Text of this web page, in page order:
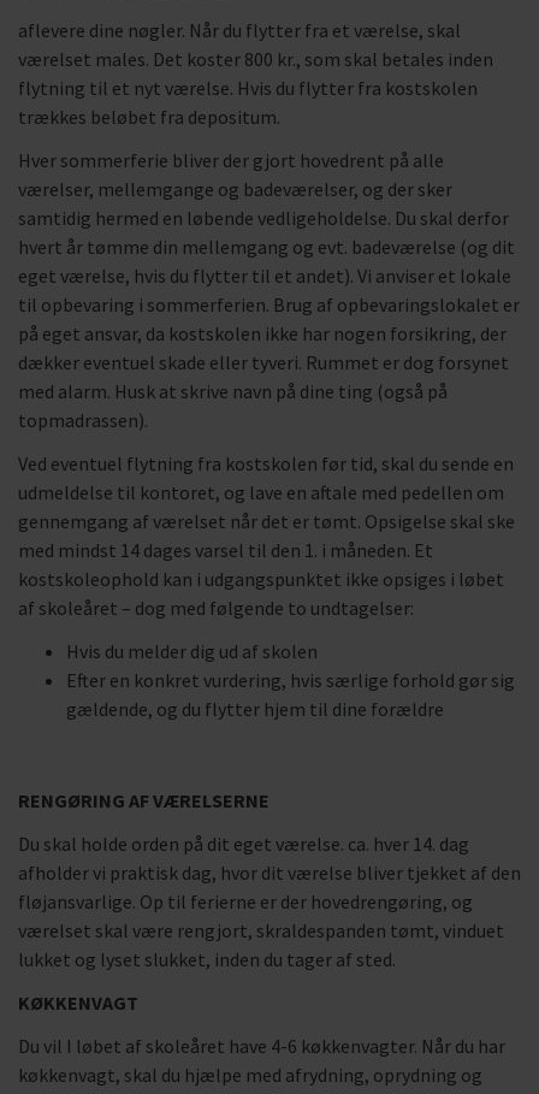
aflevere dine nøgler. Når du flytter fra et værelse, skal
værelset males. Det koster 800 kr., som skal betales inden
flytning til et nyt værelse. Hvis du flytter fra kostskolen
trækkes beløbet fra depositum.
Hver sommerferie bliver der gjort hovedrent på alle
værelser, mellemgange og badeværelser, og der sker
samtidig hermed en løbende vedligeholdelse. Du skal derfor
hvert år tømme din mellemgang og evt. badeværelse (og dit
eget værelse, hvis du flytter til et andet). Vi anviser et lokale
til opbevaring i sommerferien. Brug af opbevaringslokalet er
på eget ansvar, da kostskolen ikke har nogen forsikring, der
dækker eventuel skade eller tyveri. Rummet er dog forsynet
med alarm. Husk at skrive navn på dine ting (også på
topmadrassen).
Ved eventuel flytning fra kostskolen før tid, skal du sende en
udmeldelse til kontoret, og lave en aftale med pedellen om
gennemgang af værelset når det er tømt. Opsigelse skal ske
med mindst 14 dages varsel til den 1. i måneden. Et
kostskoleophold kan i udgangspunktet ikke opsiges i løbet
af skoleåret – dog med følgende to undtagelser:
Hvis du melder dig ud af skolen
Efter en konkret vurdering, hvis særlige forhold gør sig
gældende, og du flytter hjem til dine forældre
RENGØRING AF VÆRELSERNE
Du skal holde orden på dit eget værelse. ca. hver 14. dag
afholder vi praktisk dag, hvor dit værelse bliver tjekket af den
fløjansvarlige. Op til ferierne er der hovedrengøring, og
værelset skal være rengjort, skraldespanden tømt, vinduet
lukket og lyset slukket, inden du tager af sted.
KØKKENVAGT
Du vil I løbet af skoleåret have 4-6 køkkenvagter. Når du har
køkkenvagt, skal du hjælpe med afrydning, oprydning og